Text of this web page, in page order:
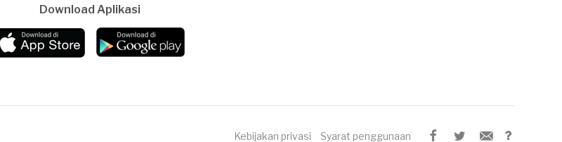
Download Aplikasi
Kebijakan privasi Syarat penggunaan